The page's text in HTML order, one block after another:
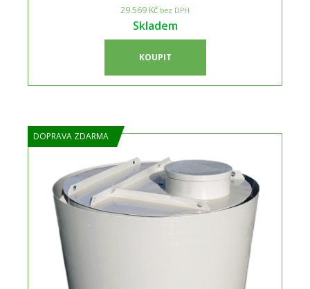
29.569 Kč bez DPH
Skladem
KOUPIT
DOPRAVA ZDARMA